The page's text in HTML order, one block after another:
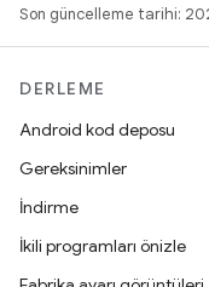
Son güncelleme tarihi:
DERLEME
Android kod deposu
Gereksinimler
İndirme
İkili programları önizle